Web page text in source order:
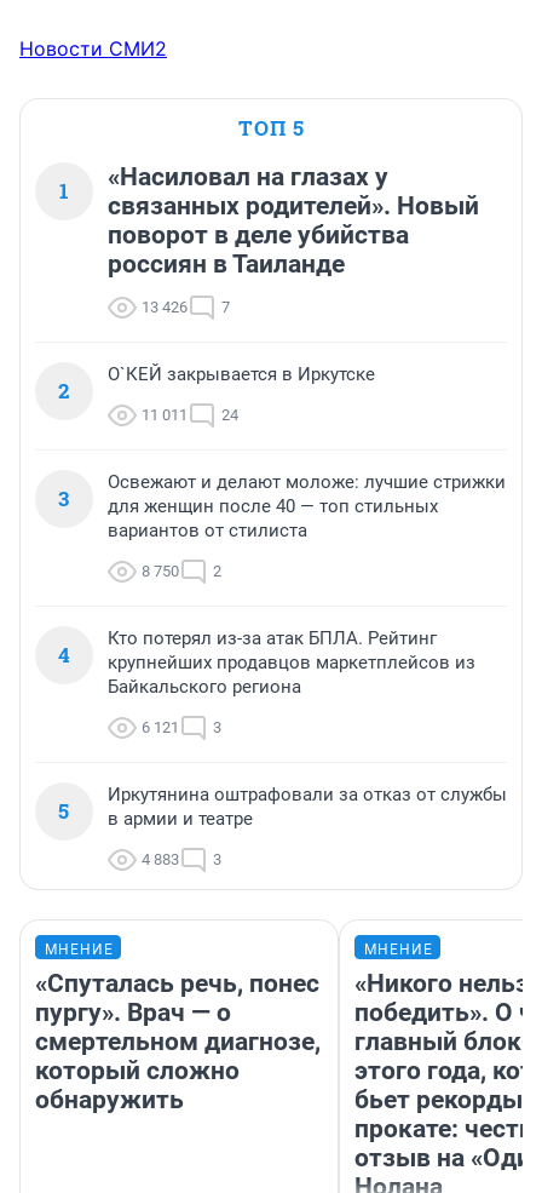
Новости СМИ2
ТОП 5
1
«Насиловал на глазах у
связанных родителей». Новый
поворот в деле убийства
россиян в Таиланде
13 426 7
2
О`КЕЙ закрывается в Иркутске
11 011 24
3
Освежают и делают моложе: лучшие стрижки
для женщин после 40 — топ стильных
вариантов от стилиста
8 750 2
4
Кто потерял из-за атак БПЛА. Рейтинг
крупнейших продавцов маркетплейсов из
Байкальского региона
6 121 3
5
Иркутянина оштрафовали за отказ от службы
в армии и театре
4 883 3
МНЕНИЕ
«Спуталась речь, понес
пургу». Врач — о
смертельном диагнозе,
который сложно
обнаружить
МНЕНИЕ
«Никого нельзя
победить». О
главный
этого года,
бьет рекорды в
прокате:
отзыв на
Нолана